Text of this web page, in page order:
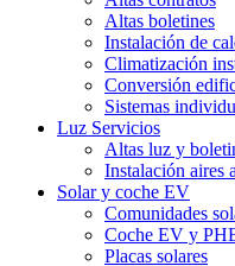
Altas boletines
Instalación de
Climatización
Conversión
Sistemas
Luz Servicios
Altas luz y
Instalación aires
Solar y coche EV
Comunidades
Coche EV y
Placas solares